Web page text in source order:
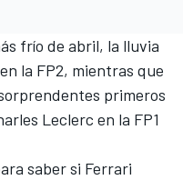
frío de abril, la lluvia
la FP2, mientras que
primeros
Leclerc en la FP1
saber si Ferrari